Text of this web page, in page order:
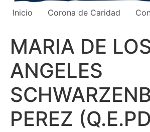
Inicio Corona de Caridad
MARIA DE
ANGELES
PEREZ